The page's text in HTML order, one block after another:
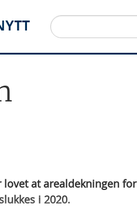
lovet at arealdekningen
i 2020.